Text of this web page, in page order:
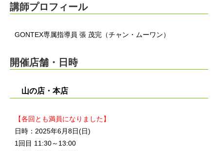
講師プロフィール
GONTEX専属指導員 張 茂完（チャン・ムーワン）
開催店舗・日時
山の店・本店
【各回とも満員になりました】
日時：2025年6月8日(日)
1回目 11:30～13:00